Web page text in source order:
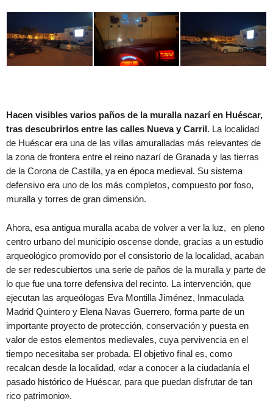
Hacen visibles varios paños de la muralla nazarí en Huéscar,
tras descubrirlos entre las calles Nueva y Carril. La localidad
de Huéscar era una de las villas amuralladas más relevantes de
la zona de frontera entre el reino nazarí de Granada y las tierras
de la Corona de Castilla, ya en época medieval. Su sistema
defensivo era uno de los más completos, compuesto por foso,
muralla y torres de gran dimensión.
Ahora, esa antigua muralla acaba de volver a ver la luz, en pleno
centro urbano del municipio oscense donde, gracias a un estudio
arqueológico promovido por el consistorio de la localidad, acaban
de ser redescubiertos una serie de paños de la muralla y parte de
lo que fue una torre defensiva del recinto. La intervención, que
ejecutan las arqueólogas Eva Montilla Jiménez, Inmaculada
Madrid Quintero y Elena Navas Guerrero, forma parte de un
importante proyecto de protección, conservación y puesta en
valor de estos elementos medievales, cuya pervivencia en el
tiempo necesitaba ser probada. El objetivo final es, como
recalcan desde la localidad, «dar a conocer a la ciudadanía el
pasado histórico de Huéscar, para que puedan disfrutar de tan
rico patrimonio».